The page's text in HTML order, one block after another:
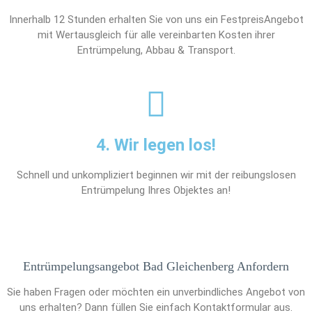
Innerhalb 12 Stunden erhalten Sie von uns ein FestpreisAngebot
mit Wertausgleich für alle vereinbarten Kosten ihrer
Entrümpelung, Abbau & Transport.
4. Wir legen los!
Schnell und unkompliziert beginnen wir mit der reibungslosen
Entrümpelung Ihres Objektes an!
Entrümpelungsangebot Bad Gleichenberg Anfordern
Sie haben Fragen oder möchten ein unverbindliches Angebot von
uns erhalten? Dann füllen Sie einfach Kontaktformular aus.